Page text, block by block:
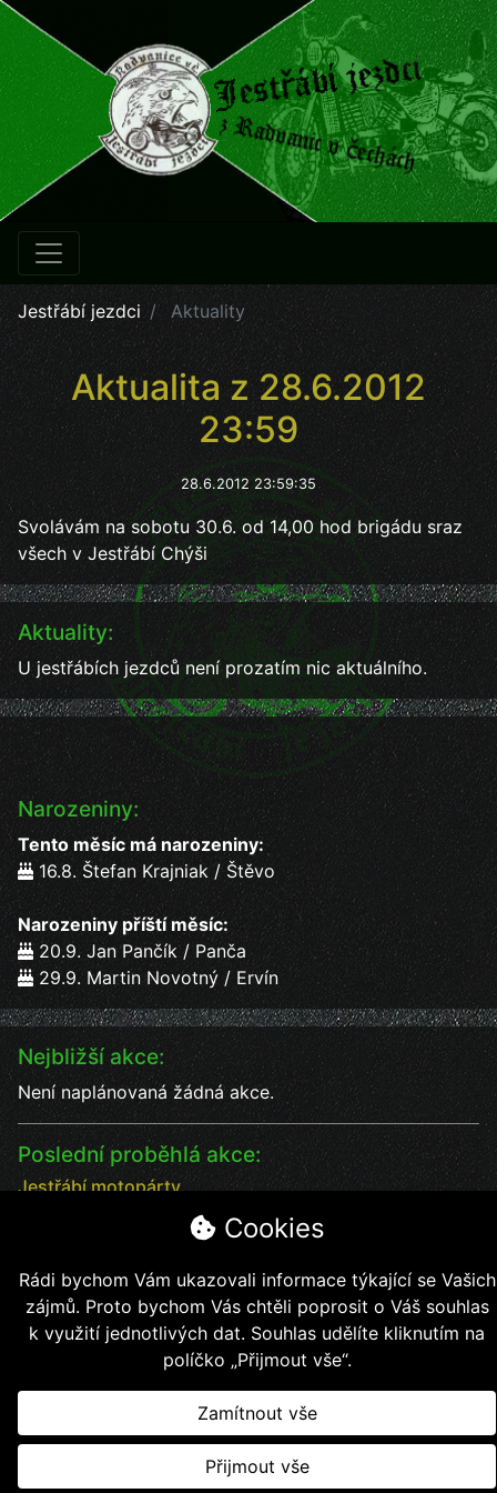
Jestřábí jezdci Aktuality
Aktuality:
U jestřábích jezdců není prozatím nic aktuálního.
Aktualita z 28.6.2012
23:59
28.6.2012 23:59:35
Svolávám na sobotu 30.6. od 14,00 hod brigádu sraz
všech v Jestřábí Chýši
Narozeniny:
Tento měsíc má narozeniny:
16.8. Štefan Krajniak / Štěvo
Narozeniny příští měsíc:
20.9. Jan Pančík / Panča
29.9. Martin Novotný / Ervín
Nejbližší akce:
Není naplánovaná žádná akce.
Poslední proběhlá akce:
Jestřábí motopárty
Jestřábí motopárty od 18 - 20.7. vystoupení kapel
Čas: 17:00
Místo:Jestřábí chýše
soutěže, kapely, jídlo, pití bezva kalba
Copyright © 2026, Jestřábí jezdci z.s.
Kollert Slavomír - E-shopy a webové stránky
Cookies
Rádi bychom Vám ukazovali informace týkající se Vašich
zájmů. Proto bychom Vás chtěli poprosit o Váš souhlas
k využití jednotlivých dat. Souhlas udělíte kliknutím na
políčko „Přijmout vše“.
Zamítnout vše
Přijmout vše